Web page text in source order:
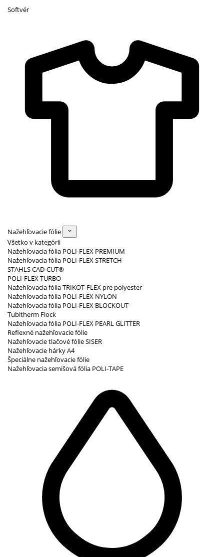
Softvér
Nažehľovacie fólie
Všetko v kategórii
Nažehľovacia fólia POLI-FLEX PREMIUM
Nažehľovacia fólia POLI-FLEX STRETCH
STAHLS CAD-CUT®
POLI-FLEX TURBO
Nažehľovacia fólia TRIKOT-FLEX pre polyester
Nažehľovacia fólia POLI-FLEX NYLON
Nažehľovacia fólia POLI-FLEX BLOCKOUT
Tubitherm Flock
Nažehľovacia fólia POLI-FLEX PEARL GLITTER
Reflexné nažehľovacie fólie
Nažehľovacie tlačové fólie SISER
Nažehľovacie hárky A4
Špeciálne nažehľovacie fólie
Nažehľovacia semišová fólia POLI-TAPE